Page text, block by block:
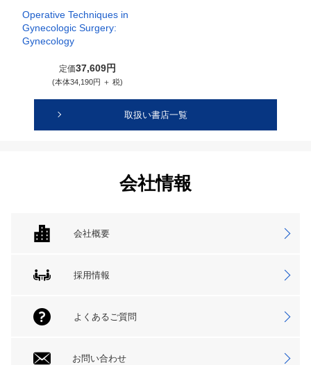
Operative Techniques in
Gynecologic Surgery:
Gynecology
定価37,609円
(本体34,190円 ＋ 税)
取扱い書店一覧
会社情報
会社概要
採用情報
よくあるご質問
お問い合わせ